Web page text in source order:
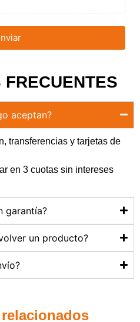
FRECUENTES
aceptan?
transferencias y tarjetas de
en 3 cuotas sin intereses
garantía?
un producto?